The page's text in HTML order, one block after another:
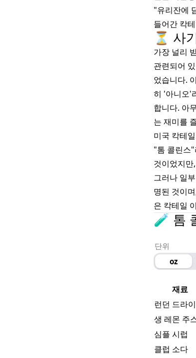
"유리잔에
들어간 칵
⏳ 사
가장 널리
관련되어
었습니다.
히 '아니오'
합니다. 아
는 재미를
미국 칵테
"톰 콜린스
것이었지
그러나 일
명된 것이
은 칵테일
🧪 톰
단위
oz
재료
런던 드라
생 레몬 주
심플 시럽
클럽 소다